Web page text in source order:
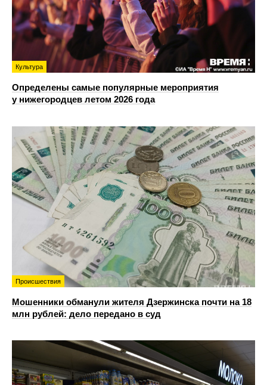
Культура
Определены самые популярные мероприятия
у нижегородцев летом 2026 года
Происшествия
Мошенники обманули жителя Дзержинска почти на 18
млн рублей: дело передано в суд